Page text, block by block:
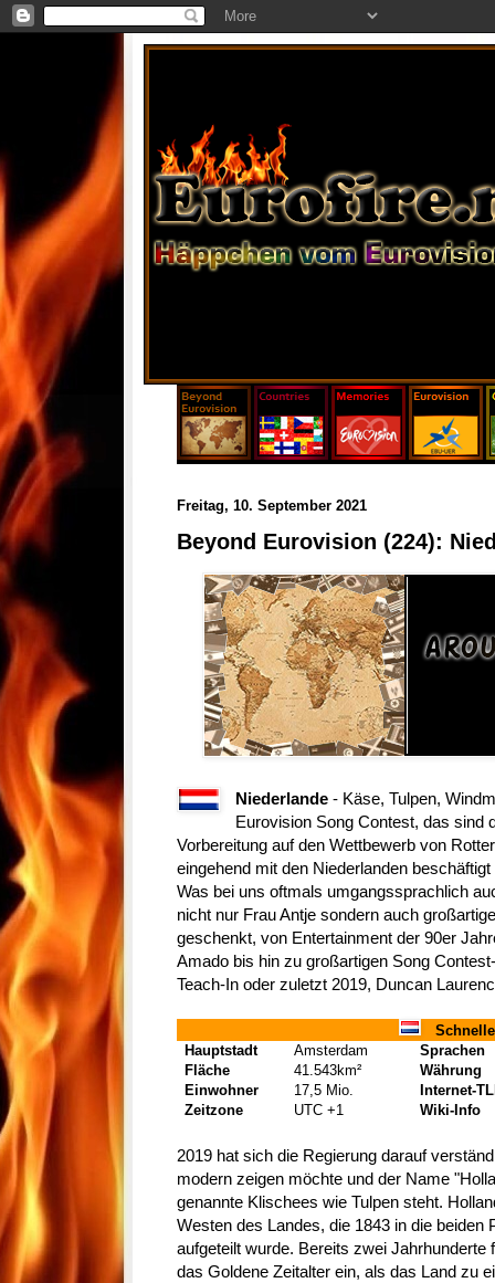
Freitag, 10. September 2021
Beyond Eurovision (224):
Niederlande- Käse, Tulpen,
Eurovision Song Contest, das sind
Vorbereitung auf den Wettbewerb von
eingehend mit den Niederlanden
Was bei uns oftmals umgangssprachlich
nicht nur Frau Antje sondern auch
geschenkt, von Entertainment der 90er
Amado bis hin zu großartigen Song
Teach-In oder zuletzt 2019, Duncan
Hauptstadt
Amsterdam
Sprachen
Fläche
41.543km²
Währung
Einwohner
17,5 Mio.
Internet-
Zeitzone
UTC +1 Wiki-Info
2019 hat sich die Regierung darauf
modern zeigen möchte und der Name
genannte Klischees wie Tulpen steht.
Westen des Landes, die 1843 in die beiden
aufgeteilt wurde. Bereits zwei Jahrhunderte
das Goldene Zeitalter ein, als das Land zu